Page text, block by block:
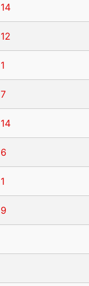
14
12
1
7
14
6
1
9